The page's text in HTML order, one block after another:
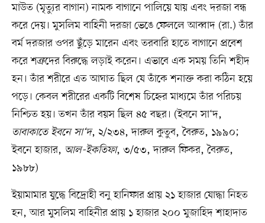
মাউত (মৃত্যুর বাগান) নামক বাগানে পালিয়ে যায় এবং দরজা বন্ধ
করে দেয়। মুসলিম বাহিনী দরজা ভেঙে ফেললে আব্বাদ (রা.) তাঁর
বর্ম দরজার ওপর ছুঁড়ে মারেন এবং তরবারি হাতে বাগানে প্রবেশ
করে শত্রুদের বিরুদ্ধে লড়াই করেন। এভাবে এক সময় তিনি শহীদ
হন। তাঁর শরীরে এত আঘাত ছিল যে তাঁকে শনাক্ত করা কঠিন হয়ে
পড়ে। কেবল শরীরের একটি বিশেষ চিহ্নের মাধ্যমে তাঁর পরিচয়
নিশ্চিত হয়। তখন তাঁর বয়স ছিল ৪৫ বছর। (ইবনে সা‘দ,
তাবাকাতে ইবনে সা‘দ, ২/২৩৪, দারুল কুতুব, বৈরুত, ১৯৯০;
ইবনে হাজার, আল-ইকতিফা, ৩/৫৩, দারুল ফিকর, বৈরুত,
১৯৮৮)
ইয়ামামার যুদ্ধে বিদ্রোহী বনু হানিফার প্রায় ২১ হাজার যোদ্ধা নিহত
হন, আর মুসলিম বাহিনীর প্রায় ১ হাজার ২০০ মুজাহিদ শাহাদাত